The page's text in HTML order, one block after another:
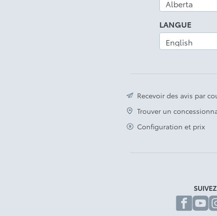
LANGUE
Recevoir des avis par
Trouver un
Configuration et prix